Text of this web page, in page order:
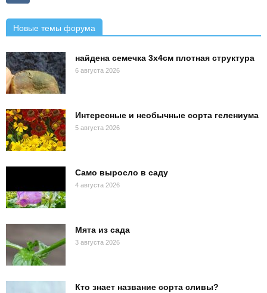
Новые темы форума
найдена семечка 3х4см плотная структура
6 августа 2026
Интересные и необычные сорта гелениума
5 августа 2026
Само выросло в саду
4 августа 2026
Мята из сада
3 августа 2026
Кто знает название сорта сливы?